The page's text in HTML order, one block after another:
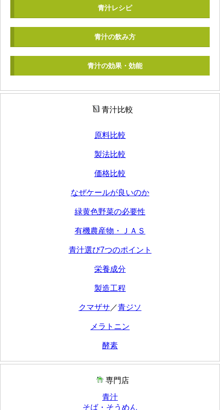
青汁レシピ
青汁の飲み方
青汁の効果・効能
青汁比較
原料比較
製法比較
価格比較
なぜケールが良いのか
緑黄色野菜の必要性
有機農産物・ＪＡＳ
青汁選び7つのポイント
栄養成分
製造工程
クマザサ ／青ジソ
メラトニン
酵素
専門店
青汁
そば・そうめん